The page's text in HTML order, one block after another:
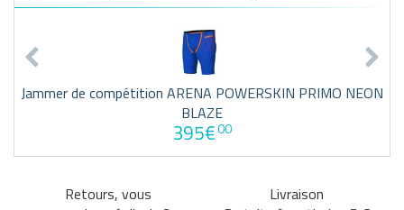
Jammer de compétition ARENA POWERSKIN PRIMO NEON
BLAZE
395€00
Retours, vous
Livraison